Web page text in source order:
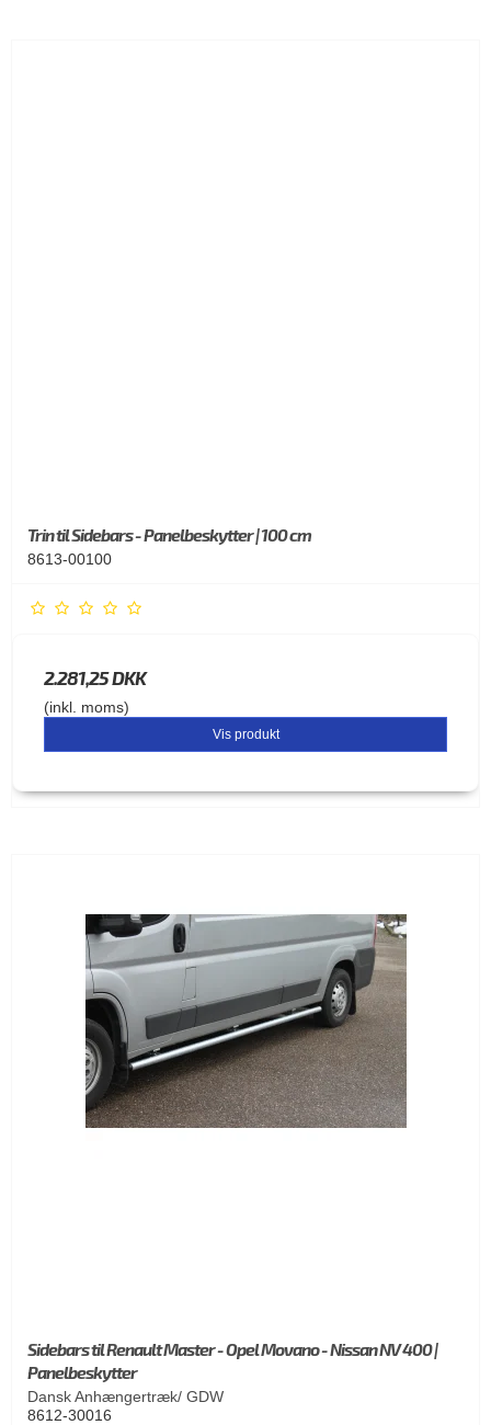
Trin til Sidebars - Panelbeskytter | 100 cm
8613-00100
2.281,25 DKK
(inkl. moms)
Vis produkt
Sidebars til Renault Master - Opel Movano - Nissan NV 400 |
Panelbeskytter
Dansk Anhængertræk/ GDW
8612-30016